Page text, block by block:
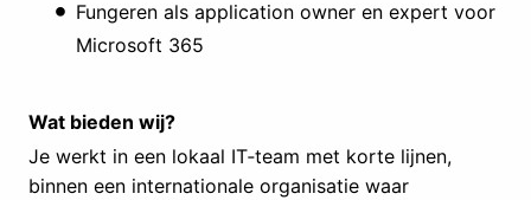
Fungeren als application owner en expert voor
Microsoft 365
Wat bieden wij?
Je werkt in een lokaal IT‑team met korte lijnen,
binnen een internationale organisatie waar